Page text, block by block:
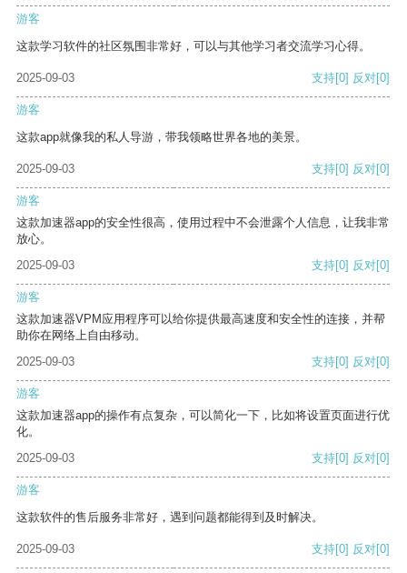
游客
这款学习软件的社区氛围非常好，可以与其他学习者交流学习心得。
2025-09-03 支持[0] 反对[0]
游客
这款app就像我的私人导游，带我领略世界各地的美景。
2025-09-03 支持[0] 反对[0]
游客
这款加速器app的安全性很高，使用过程中不会泄露个人信息，让我非常
放心。
2025-09-03
支持[0] 反对[0]
游客
这款加速器VPM应用程序可以给你提供最高速度和安全性的连接，并帮
助你在网络上自由移动。
2025-09-03
支持[0] 反对[0]
游客
这款加速器app的操作有点复杂，可以简化一下，比如将设置页面进行优
化。
2025-09-03
支持[0] 反对[0]
游客
这款软件的售后服务非常好，遇到问题都能得到及时解决。
2025-09-03 支持[0] 反对[0]